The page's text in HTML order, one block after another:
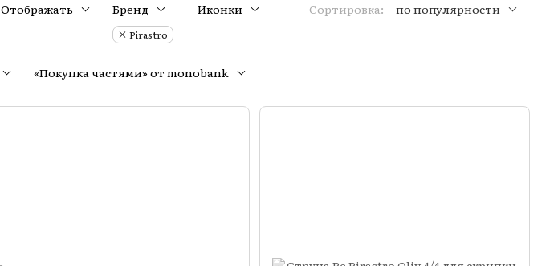
Отображать Бренд
Pirastro
Иконки
«Покупка частями» от monobank
Сортировка: по популярности